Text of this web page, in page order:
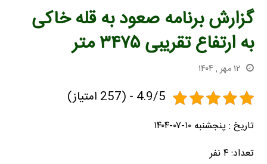
گزارش برنامه صعود به قله خاکی
به ارتفاع تقریبی ۳۴۷۵ متر
۱۲ مهر , ۱۴۰۴
4.9/5 - (257 امتیاز)
تاریخ : پنجشنبه ۱۰-۰۷-۱۴۰۴
تعداد: ۴ نفر